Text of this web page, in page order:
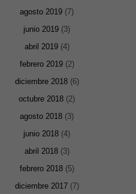
agosto 2019 (7)
junio 2019 (3)
abril 2019(4)
febrero 2019(2)
diciembre 2018(6)
octubre 2018 (2)
agosto 2018 (3)
junio 2018 (4)
abril 2018(3)
febrero 2018(5)
diciembre 2017(7)
y
Estadísticas
Estas